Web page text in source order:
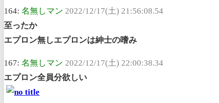
164: 名無しマン 2022/12/17(土) 21:56:08.54
至ったか
エプロン無しエプロンは紳士の嗜み
167: 名無しマン 2022/12/17(土) 22:00:38.34
エプロン全員分欲しい